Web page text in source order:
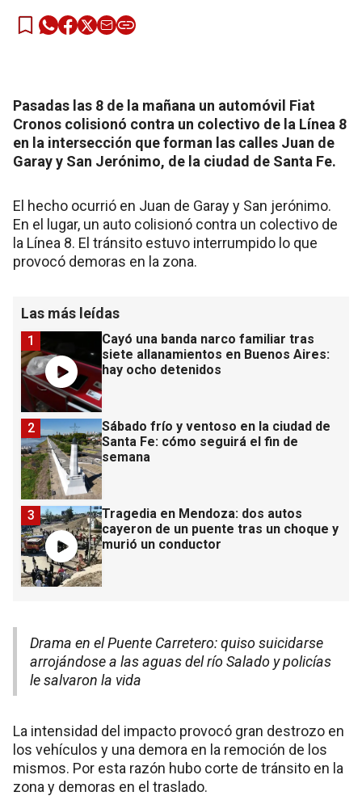
Pasadas las 8 de la mañana un automóvil Fiat
Cronos colisionó contra un colectivo de la Línea 8
en la intersección que forman las calles Juan de
Garay y San Jerónimo, de la ciudad de Santa Fe.
El hecho ocurrió en Juan de Garay y San jerónimo.
En el lugar, un auto colisionó contra un colectivo de
la Línea 8. El tránsito estuvo interrumpido lo que
provocó demoras en la zona.
Las más leídas
Cayó una banda narco familiar tras
siete allanamientos en Buenos Aires:
hay ocho detenidos
1
Sábado frío y ventoso en la ciudad de
Santa Fe: cómo seguirá el fin de
semana
2
Tragedia en Mendoza: dos autos
cayeron de un puente tras un choque y
murió un conductor
3
Drama en el Puente Carretero: quiso suicidarse
arrojándose a las aguas del río Salado y policías
le salvaron la vida
La intensidad del impacto provocó gran destrozo en
los vehículos y una demora en la remoción de los
mismos. Por esta razón hubo corte de tránsito en la
zona y demoras en el traslado.